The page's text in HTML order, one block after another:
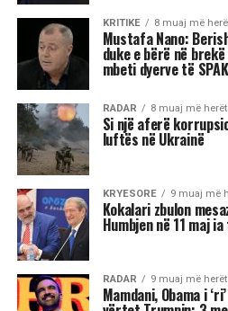
Barack Obamës,
shfrytëzuar
votuesve në
ekonominë
zgjedhjeve të
mandatit…
Tenda e madhe, kostoja e
rregullat në ndryshim të
së Mamdanit, kryetarit të ri
Jorkut, Socialist Demokrat,